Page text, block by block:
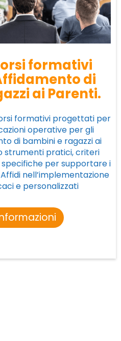
formativi
di
ai Parenti.
formativi progettati per
operative per gli
di bambini e ragazzi ai
strumenti pratici, criteri
per supportare i
nell’implementazione
e personalizzati